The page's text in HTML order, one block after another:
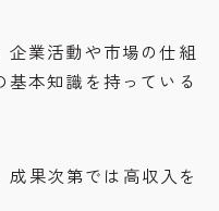
企業活動や市場の仕組
本知識を持っている
成果次第では高収入を